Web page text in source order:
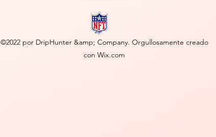
©2022 por DripHunter &amp; Company. Orgullosamente creado
con Wix.com